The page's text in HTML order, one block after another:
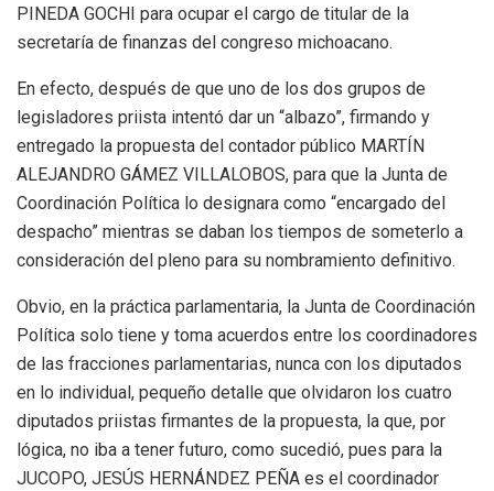
PINEDA GOCHI para ocupar el cargo de titular de la
secretaría de finanzas del congreso michoacano.
En efecto, después de que uno de los dos grupos de
legisladores priista intentó dar un “albazo”, firmando y
entregado la propuesta del contador público MARTÍN
ALEJANDRO GÁMEZ VILLALOBOS, para que la Junta de
Coordinación Política lo designara como “encargado del
despacho” mientras se daban los tiempos de someterlo a
consideración del pleno para su nombramiento definitivo.
Obvio, en la práctica parlamentaria, la Junta de Coordinación
Política solo tiene y toma acuerdos entre los coordinadores
de las fracciones parlamentarias, nunca con los diputados
en lo individual, pequeño detalle que olvidaron los cuatro
diputados priistas firmantes de la propuesta, la que, por
lógica, no iba a tener futuro, como sucedió, pues para la
JUCOPO, JESÚS HERNÁNDEZ PEÑA es el coordinador